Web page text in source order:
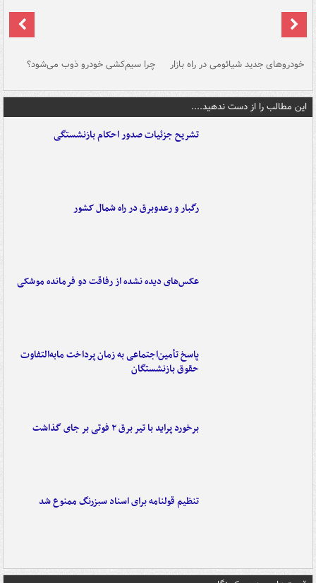
خودروهای جدید شیائومی در راه بازار چرا سیم‌کشی خودرو ذوب می‌شود؟
این مطالب را از دست ندهید....
تشریح جزئیات صدور احکام بازنشستگی
رگبار و رعدوبرق در راه شمال کشور
عکس‌های دیده نشده از رفاقت دو فرمانده‌ موشکی
پاسخ تأمین‌اجتماعی به زمان پرداخت مابه‌التفاوت
حقوق بازنشستگان
برخورد پراید با تیر برق ۲ فوتی بر جای گذاشت
تنظیم قولنامه برای اسناد سبزرنگ ممنوع شد